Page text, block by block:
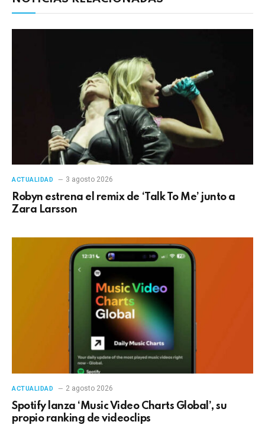
ACTUALIDAD 3 agosto 2026
Robyn estrena el remix de ‘Talk To Me’ junto a
Zara Larsson
ACTUALIDAD 2 agosto 2026
Spotify lanza ‘Music Video Charts Global’, su
propio ranking de videoclips